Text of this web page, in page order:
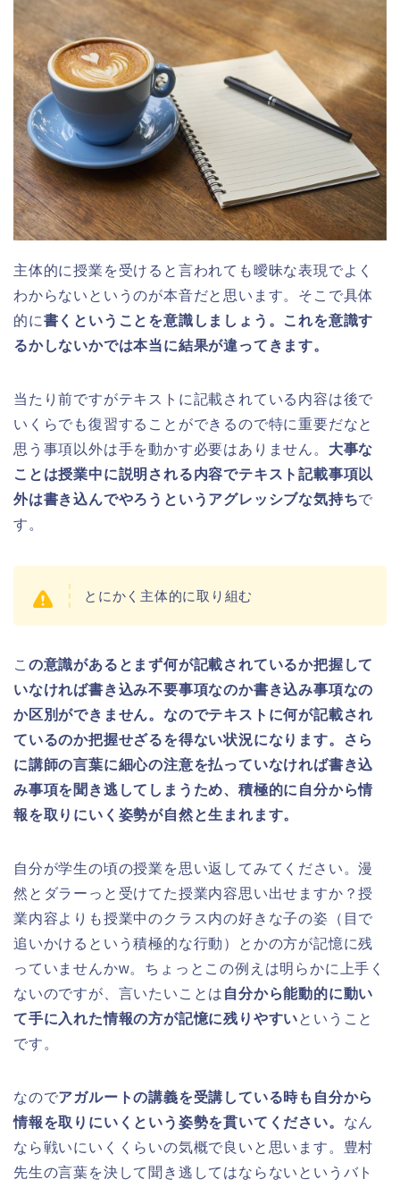
主体的に授業を受けると言われても曖昧な表現でよく
わからないというのが本音だと思います。そこで具体
的に書くということを意識しましょう。これを意識す
るかしないかでは本当に結果が違ってきます。
当たり前ですがテキストに記載されている内容は後で
いくらでも復習することができるので特に重要だなと
思う事項以外は手を動かす必要はありません。 大事な
ことは授業中に説明される内容でテキスト記載事項以
外は書き込んでやろうというアグレッシブな気持ちで
す。
とにかく主体的に取り組む
こ の意識があるとまず何が記載されているか把握して
いなければ書き込み不要事項なのか書き込み事項なの
か区別ができません。なのでテキストに何が記載され
ているのか把握せざるを得ない状況になります。さら
に講師の言葉に細心の注意を払っていなければ書き込
み事項を聞き逃してしまうため、積極的に自分から情
報を取りにいく姿勢が自然と生まれます。
自分が学生の頃の授業を思い返してみてください。漫
然とダラーっと受けてた授業内容思い出せますか？授
業内容よりも授業中のクラス内の好きな子の姿（目で
追いかけるという積極的な行動）とかの方が記憶に残
っていませんかw。ちょっとこの例えは明らかに上手く
ないのですが、言いたいことは 自分から能動的に動い
て手に入れた情報の方が記憶に残りやすいということ
です。
なのでアガルートの講義を受講している時も自分から
情報を取りにいくという姿勢を貫いてください。 なん
なら戦いにいくくらいの気概で良いと思います。豊村
先生の言葉を決して聞き逃してはならないというバト